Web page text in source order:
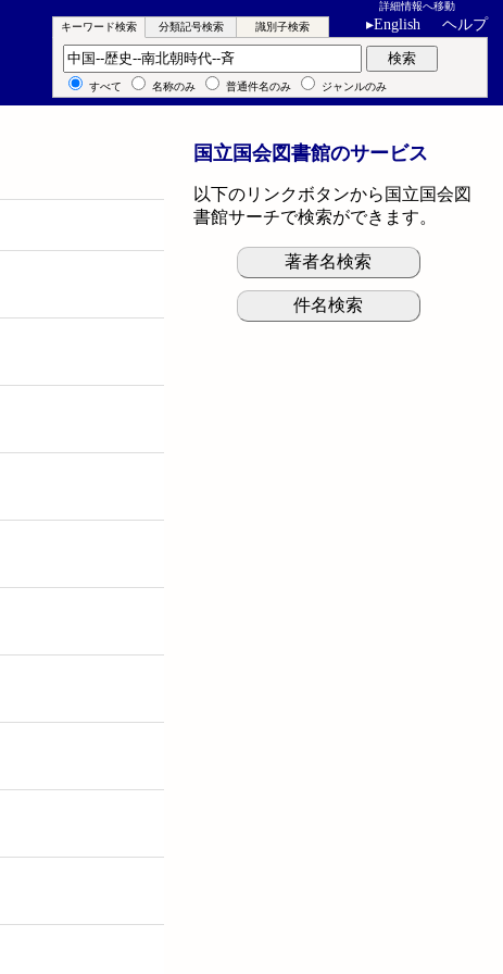
詳細情報へ移動
▸English ヘルプ
キーワード検索 分類記号検索 識別子検索
キーワード検索 検索
すべて 名称のみ 普通件名のみ ジャンルのみ
国立国会図書館のサービス
以下のリンクボタンから国立国会図
書館サーチで検索ができます。
著者名検索
件名検索